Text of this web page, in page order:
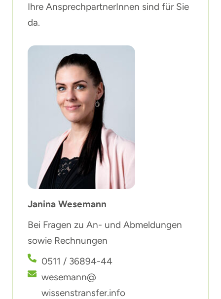
Ihre AnsprechpartnerInnen sind für Sie
da.
Janina Wesemann
Bei Fragen zu An- und Abmeldungen
sowie Rechnungen
0511 / 36894-44
wesemann@
wissenstransfer.info